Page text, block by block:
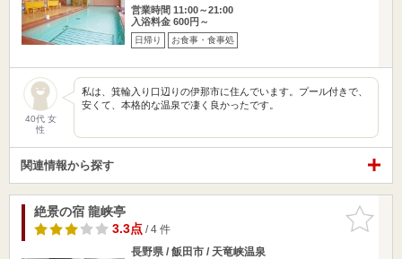
営業時間 11:00～21:00
入浴料金 600円～
日帰り お食事・食事処
40代 女
性
私は、箕輪入り口辺りの伊那市に住んでいます。プール付きで、
安くて、本格的な温泉で凄く良かったです。
関連情報から探す
お気に入
りに追加
絶景の宿 龍峡亭
3.3点/ 4 件
長野県 / 飯田市 / 天竜峡温泉